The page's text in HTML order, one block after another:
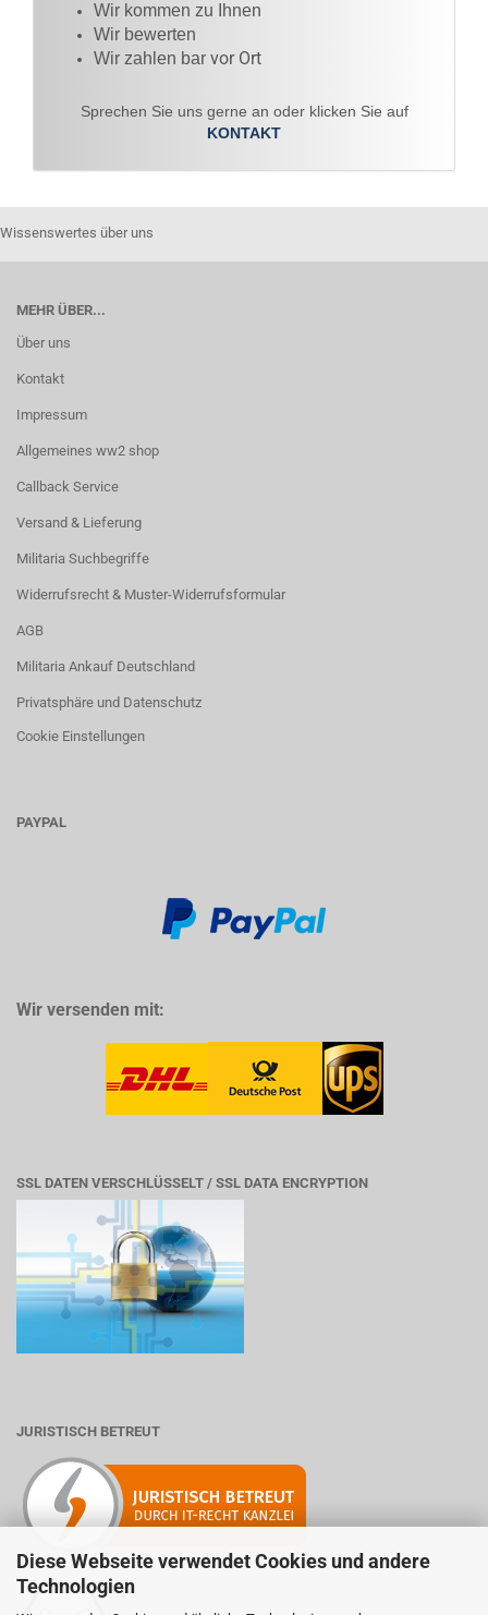
Diese Webseite verwendet Cookies und andere
Technologien
Wir kommen zu Ihnen​
Wir bewerten
Wir zahlen bar vor Ort
Sprechen Sie uns gerne an oder klicken Sie auf
KONTAKT
Wissenswertes über uns
MEHR ÜBER...
Über uns
Kontakt
Impressum
Allgemeines ww2 shop
Callback Service
Versand & Lieferung
Militaria Suchbegriffe
Widerrufsrecht & Muster-Widerrufsformular
AGB
Militaria Ankauf Deutschland
Privatsphäre und Datenschutz
Cookie Einstellungen
PAYPAL
Wir versenden mit:
SSL DATEN VERSCHLÜSSELT / SSL DATA ENCRYPTION
JURISTISCH BETREUT